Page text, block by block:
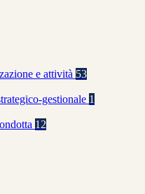
e attività 53
gestionale 1
12